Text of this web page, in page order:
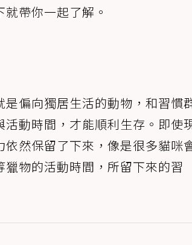
帶你一起了解。
是偏向獨居生活的動物，和習慣
動時間，才能順利生存。即使
然保留了下來，像是很多貓咪
物的活動時間，所留下來的習